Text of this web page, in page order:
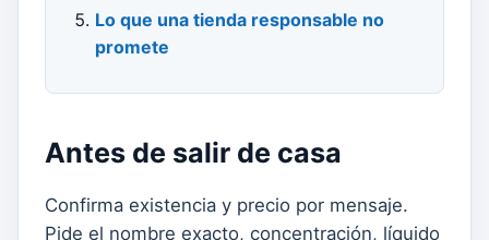
Lo que una tienda responsable no
promete
Antes de salir de casa
Confirma existencia y precio por mensaje.
Pide el nombre exacto, concentración, líquido